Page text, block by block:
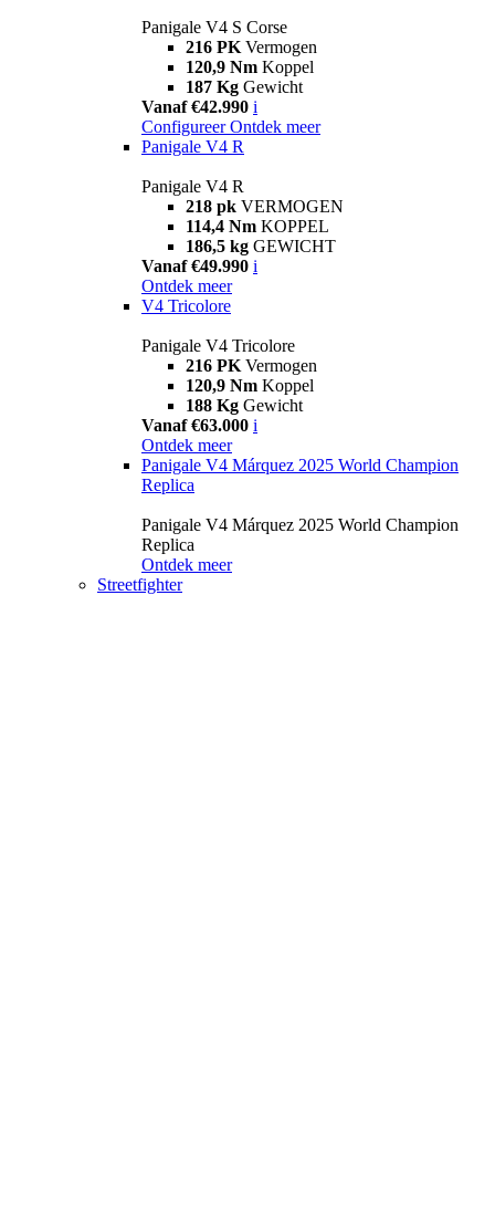
Panigale V4 S Corse
216 PK Vermogen
120,9 Nm Koppel
187 Kg Gewicht
Vanaf €42.990 i
Configureer Ontdek meer
Panigale V4 R
Panigale V4 R
218 pk VERMOGEN
114,4 Nm KOPPEL
186,5 kg GEWICHT
Vanaf €49.990 i
Ontdek meer
V4 Tricolore
Panigale V4 Tricolore
216 PK Vermogen
120,9 Nm Koppel
188 Kg Gewicht
Vanaf €63.000 i
Ontdek meer
Panigale V4 Márquez 2025 World Champion
Replica
Panigale V4 Márquez 2025 World Champion
Replica
Ontdek meer
Streetfighter